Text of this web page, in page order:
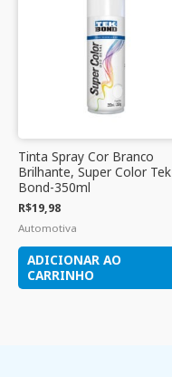
Tinta Spray Cor Branco
Brilhante, Super Color Tek
Bond-350ml
R$19,98
Automotiva
ADICIONAR AO
CARRINHO